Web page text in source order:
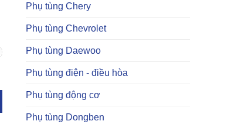
Phụ tùng Chery
Phụ tùng Chevrolet
Phụ tùng Daewoo
Phụ tùng điện - điều hòa
Phụ tùng động cơ
Phụ tùng Dongben